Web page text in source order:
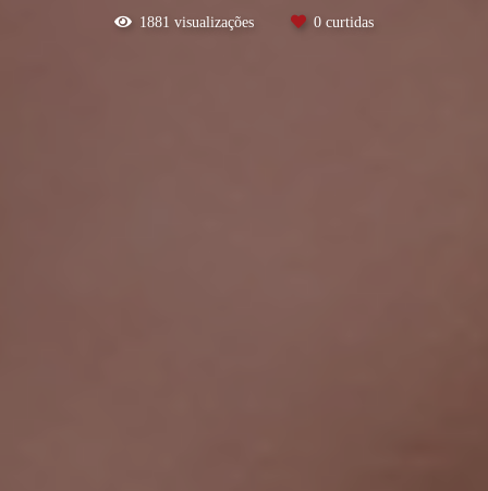
1881 visualizações 0 curtidas